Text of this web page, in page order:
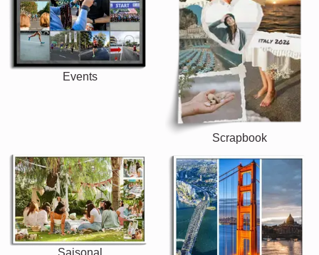
Events
Scrapbook
Saisonal